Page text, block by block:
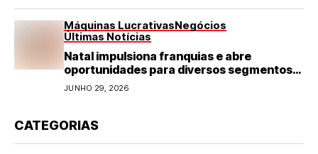
Máquinas LucrativasNegócios
Últimas Notícias
Natal impulsiona franquias e abre
oportunidades para diversos segmentos
do varejo
JUNHO 29, 2026
CATEGORIAS